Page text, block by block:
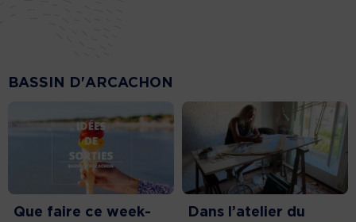
BASSIN D'ARCACHON
Que faire ce week-
Dans l’atelier du